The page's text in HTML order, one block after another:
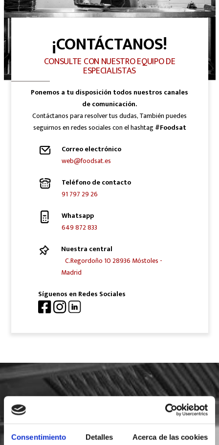
Consentimiento Detalles Acerca de las cookies
¡CONTÁCTANOS!
CONSULTE CON NUESTRO EQUIPO DE
ESPECIALISTAS
Ponemos a tu disposición todos nuestros canales
de comunicación.
Contáctanos para resolver tus dudas, También puedes
seguirnos en redes sociales con el hashtag#Foodsat
Correo electrónico
web@foodsat.es
Teléfono de contacto
91 797 29 26
Whatsapp
649 872 833
Nuestra central
C.Regordoño 10 28936 Móstoles -
Madrid
Síguenos en Redes Sociales
SOLICITA INFORMACIÓN